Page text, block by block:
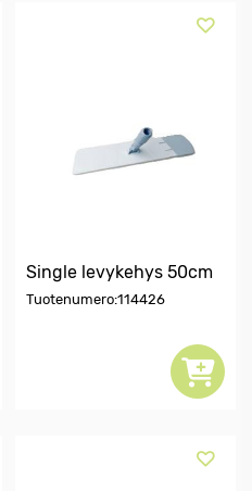
Single levykehys 50cm
Tuotenumero:114426